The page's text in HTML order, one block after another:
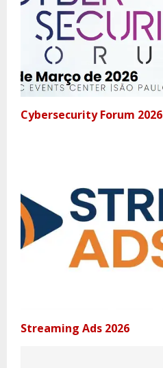
Cybersecurity Forum 2026
Streaming Ads 2026